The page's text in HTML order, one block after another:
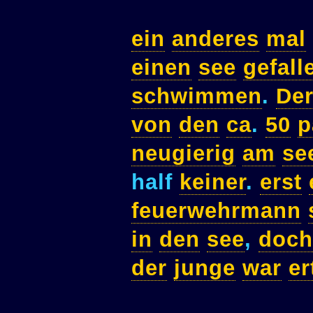
ein anderes mal
einen see
schwimmen. Der
von den ca. 50
neugierig am
half keiner. erst
feuerwehrmann
in den see, doch
der junge war